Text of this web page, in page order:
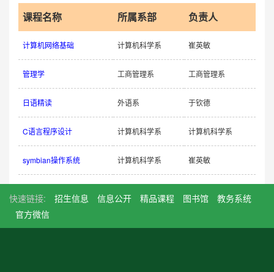
课程名称 所属系部 负责人
计算机网络基础 计算机科学系 崔英敏
管理学 工商管理系 工商管理系
日语精读 外语系 于钦德
C语言程序设计 计算机科学系 计算机科学系
symbian操作系统 计算机科学系 崔英敏
快速链接: 招生信息 信息公开 精品课程 图书馆
教务系统
官方微信